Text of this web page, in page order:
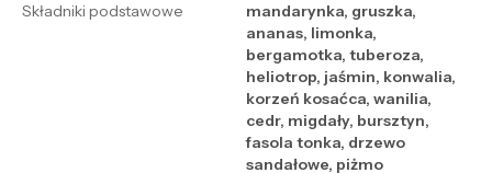
Składniki podstawowe
mandarynka, gruszka,
ananas, limonka,
bergamotka, tuberoza,
heliotrop, jaśmin, konwalia,
korzeń kosaćca, wanilia,
cedr, migdały, bursztyn,
fasola tonka, drzewo
sandałowe, piżmo